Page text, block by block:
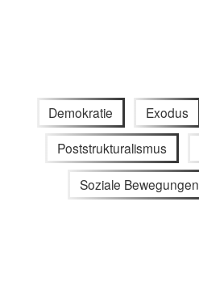
Demokratie Exodus
Poststrukturalismus
Soziale Bewegungen